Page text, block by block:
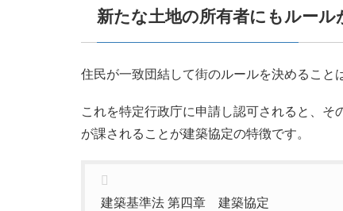
新たな土地の所有者にもルール
住民が一致団結して街のルールを決めること
これを特定行政庁に申請し認可されると、そ
が課されることが建築協定の特徴です。
建築基準法 第四章 建築協定